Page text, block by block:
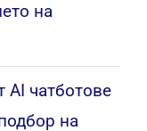
на
AI чатботове
на